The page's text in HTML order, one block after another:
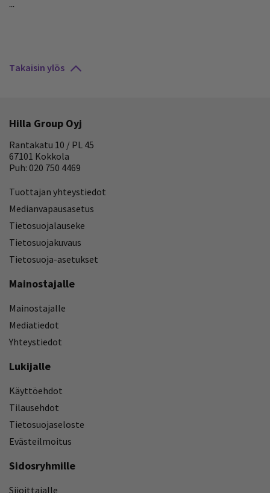
Takaisin ylös
Hilla Group Oyj
Rantakatu 10 / PL 45
67101 Kokkola
Puh: 020 750 4469
Tuottajan yhteystiedot
Medianvapausasetus
Tietosuojalauseke
Tietosuojakuvaus
Tietosuoja-asetukset
Mainostajalle
Mainostajalle
Mediatiedot
Yhteystiedot
Lukijalle
Käyttöehdot
Tilausehdot
Tietosuojaseloste
Evästeilmoitus
Sidosryhmille
Sijoittajalle